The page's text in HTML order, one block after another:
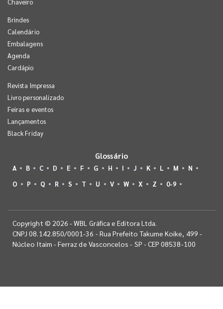
Chaveiro
Brindes
Calendário
Embalagens
Agenda
Cardápio
Revista Impressa
Livro personalizado
Feiras e eventos
Lançamentos
Black Friday
Glossário
A B C D E F G H I J K L M
N
O
P Q R S T U V W X Z 0-9
Copyright © 2026 - WBL Gráfica e Editora Ltda.
CNPJ 08.142.850/0001-36 - Rua Prefeito Takume Koike, 499 -
Núcleo Itaim - Ferraz de Vasconcelos - SP - CEP 08538-100